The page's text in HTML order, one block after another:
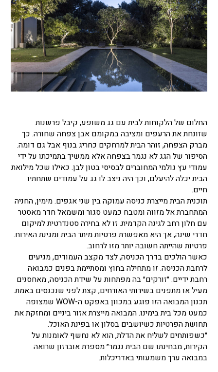
החלום של הלקוחות לבית עם גג משופע, קיבל פרשנות
שזונחת את הרעפים ומציבה במקומם אבן צפחה שחורה. כך
מברק הצפחה, זוהר הבית למרחקים כחריג בנוף אבל גם דומה.
הסיפור של הגג לא נגמר בצפחה אלא ממשיך בתמיכתו על ידי
עמודי עץ גולמי המחוברים לבסיסי בטון לבן. כאילו שכל מילואת
הבית יכלה להיעלם, וכך היה ניצב לו גג על עמודים שתחתיו
חיים.
תוכנית הבית מייצרת כניסה עמוקה בין שני אגפים. מימין, החניה
המתחברת אל מזווה ומטבח כמעט סגור ומשמאל חדר מאסטר
עם חלון רחב לגינה הקדמית. זו לא בחירה סטנדרטית למיקום
חדרי שינה, אך היא מאפשרת פרטיות מיתר הבית ומגינת האירוח.
פרטיות שהייתה חשובה יותר מזו לרחוב.
כאשר הולכים בדרך הכניסה, לצד מקצב העמודים, מגיעים
לרחבת הכניסה. זו מתחילה בחוץ ומסתיימת בפנים כמבואה
רחבת ידיים. ״זורקים״ בה מפתחות על שידת הכניסה, מאחסנים
מעיל או מתפנים בשירותי האורחים, קצת לפני שנכנסים באמת.
תכנון המבואה הזו פוגע במכוון באפקט ה-WOW שמצופה
כמעט מכל בית בימינו. המבואה מייצרת אזור ביניים ומחזקת את
תחושת הפרטיות כשיושבים בסלון או בפינת האוכל.
״כשפותחים לשליח את הדלת, הוא לא נחשף לאומנות על
הקירות, מבחינתו שם הבית נגמר״ מספרת אוברזון שרואה
במבואה ערך משמעותי באדריכלות.